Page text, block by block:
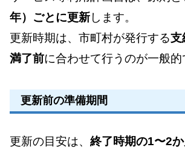
年）ごとに更新します。
更新時期は、市町村が発行する支
満了前に合わせて行うのが一般的
更新前の準備期間
更新の目安は、 終了時期の1〜2